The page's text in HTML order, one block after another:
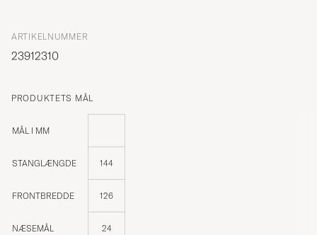
ARTIKELNUMMER
23912310
PRODUKTETS MÅL
MÅL I MM
STANGLÆNGDE 144
FRONTBREDDE 126
NÆSEMÅL 24